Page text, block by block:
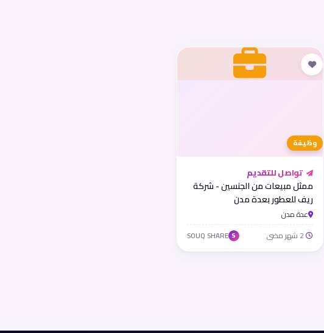
وظيفة
تواصل للتقديم
ممثل مبيعات من الجنسين - شركة
ريف للعطور بعدة مدن
عدة مدن
2 شهر مضى
S
SOUQ SHARE